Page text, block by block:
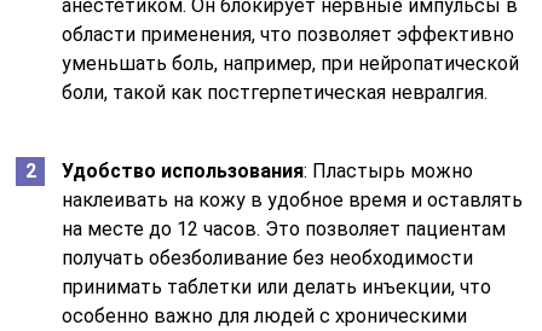
анестетиком. Он блокирует нервные импульсы в
области применения, что позволяет эффективно
уменьшать боль, например, при нейропатической
боли, такой как постгерпетическая невралгия.
Удобство использования: Пластырь можно
наклеивать на кожу в удобное время и оставлять
на месте до 12 часов. Это позволяет пациентам
получать обезболивание без необходимости
принимать таблетки или делать инъекции, что
особенно важно для людей с хроническими